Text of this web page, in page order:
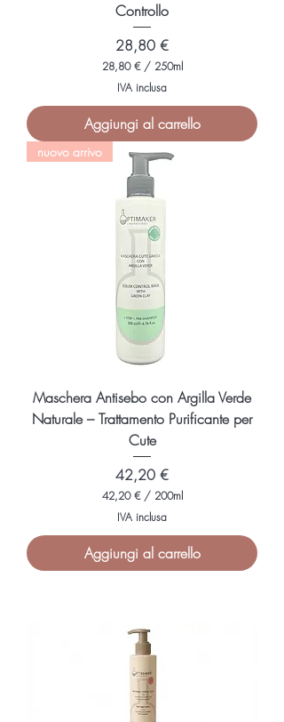
Controllo
Prezzo
28,80 €
28,80 € / 250ml
8
,
8
p
e
2
5
0
M
l
l
i
t
i
IVA inclusa
Aggiungi al carrello
nuovo arrivo
Maschera Antisebo con Argilla Verde
Naturale – Trattamento Purificante per
Cute
Prezzo
42,20 €
42,20 € / 200ml
2
,
2
r
2
0
M
i
IVA inclusa
Aggiungi al carrello